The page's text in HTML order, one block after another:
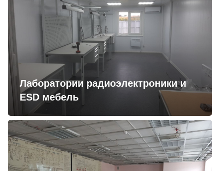
Лаборатории радиоэлектроники и
ESD мебель